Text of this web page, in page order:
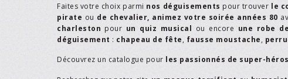
Faites votre choix parmi nos déguisements pour trouver le
pirate ou de chevalier, animez votre soirée années 80
charleston pour un quiz musical ou encore une robe
déguisement : chapeau de fête, fausse moustache,
Découvrez un catalogue pour les passionnés de super-héros